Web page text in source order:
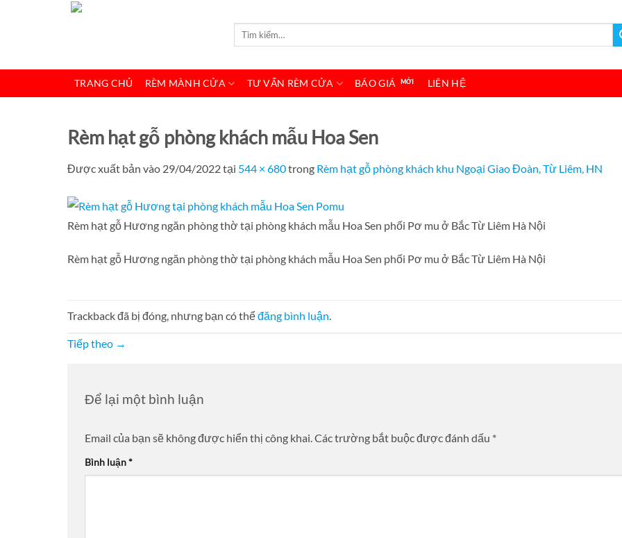
dung
Tìm
kiếm:
TRANG CHỦ RÈM MÀNH CỬA TƯ VẤN RÈM CỬA BÁO GIÁ LIÊN HỆ
Rèm hạt gỗ phòng khách mẫu Hoa Sen
Được xuất bản vào 29/04/2022tại 544 × 680trong Rèm hạt gỗ phòng khách khu Ngoại Giao Đoàn, Từ Liêm, HN
Rèm hạt gỗ Hương ngăn phòng thờ tại phòng khách mẫu Hoa Sen phối Pơ mu ở Bắc Từ Liêm Hà Nội
Rèm hạt gỗ Hương ngăn phòng thờ tại phòng khách mẫu Hoa Sen phối Pơ mu ở Bắc Từ Liêm Hà Nội
Trackback đã bị đóng, nhưng bạn có thểđăng bình luận.
Tiếp theo →
Để lại một bình luận
Email của bạn sẽ không được hiển thị công khai.Các trường bắt buộc được đánh dấu *
Bình luận*